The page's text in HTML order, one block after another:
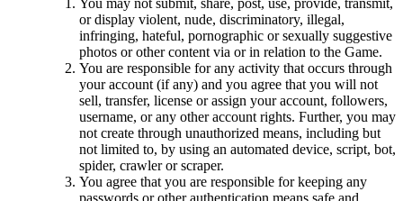
You may not submit, share, post, use, provide, transmit,
or display violent, nude, discriminatory, illegal,
infringing, hateful, pornographic or sexually suggestive
photos or other content via or in relation to the Game.
You are responsible for any activity that occurs through
your account (if any) and you agree that you will not
sell, transfer, license or assign your account, followers,
username, or any other account rights. Further, you may
not create through unauthorized means, including but
not limited to, by using an automated device, script, bot,
spider, crawler or scraper.
You agree that you are responsible for keeping any